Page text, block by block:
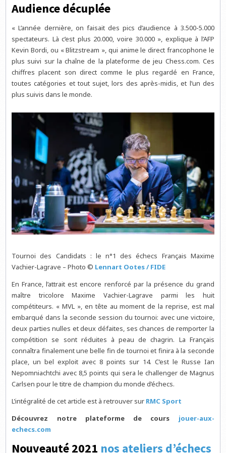
Audience décuplée
« L’année dernière, on faisait des pics d’audience à 3.500-5.000
spectateurs. Là c’est plus 20.000, voire 30.000 », explique à l’AFP
Kevin Bordi, ou « Blitzstream », qui anime le direct francophone le
plus suivi sur la chaîne de la plateforme de jeu Chess.com. Ces
chiffres placent son direct comme le plus regardé en France,
toutes catégories et tout sujet, lors des après-midis, et l’un des
plus suivis dans le monde.
Tournoi des Candidats : le n°1 des échecs Français Maxime
Vachier-Lagrave – Photo © Lennart Ootes / FIDE
En France, l’attrait est encore renforcé par la présence du grand
maître tricolore Maxime Vachier-Lagrave parmi les huit
compétiteurs. « MVL », en tête au moment de la reprise, est mal
embarqué dans la seconde session du tournoi: avec une victoire,
deux parties nulles et deux défaites, ses chances de remporter la
compétition se sont réduites à peau de chagrin. La Français
connaîtra finalement une belle fin de tournoi et finira à la seconde
place, un bel exploit avec 8 points sur 14. C’est le Russe Ian
Nepomniachtchi avec 8,5 points qui sera le challenger de Magnus
Carlsen pour le titre de champion du monde d’échecs.
L’intégralité de cet article est à retrouver sur RMC Sport
Découvrez notre plateforme de cours jouer-aux-
echecs.com
Nouveauté 2021 nos ateliers d’échecs